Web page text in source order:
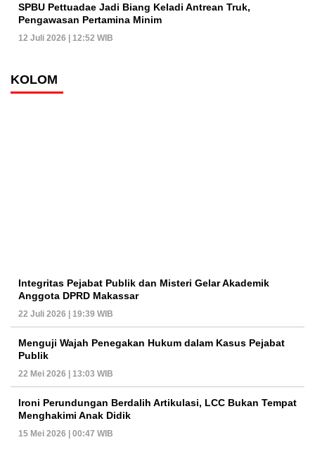
SPBU Pettuadae Jadi Biang Keladi Antrean Truk,
Pengawasan Pertamina Minim
12 Juli 2026 | 12:52 WIB
KOLOM
Integritas Pejabat Publik dan Misteri Gelar Akademik
Anggota DPRD Makassar
22 Juli 2026 | 19:39 WIB
Menguji Wajah Penegakan Hukum dalam Kasus Pejabat
Publik
22 Mei 2026 | 13:03 WIB
Ironi Perundungan Berdalih Artikulasi, LCC Bukan Tempat
Menghakimi Anak Didik
15 Mei 2026 | 00:47 WIB